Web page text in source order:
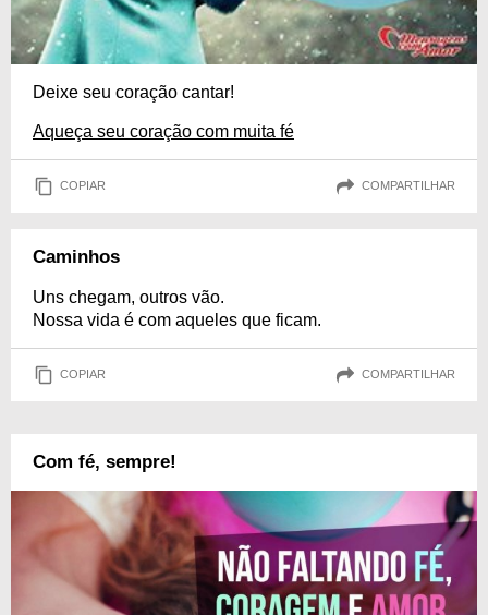
Deixe seu coração cantar!
Aqueça seu coração com muita fé
COPIAR COMPARTILHAR
Caminhos
Uns chegam, outros vão.
Nossa vida é com aqueles que ficam.
COPIAR COMPARTILHAR
Com fé, sempre!